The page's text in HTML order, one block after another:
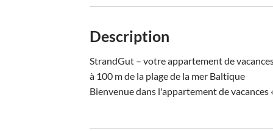
Description
StrandGut – votre appartement de
à 100 m de la plage de la mer Baltique
Bienvenue dans l'appartement de vacances